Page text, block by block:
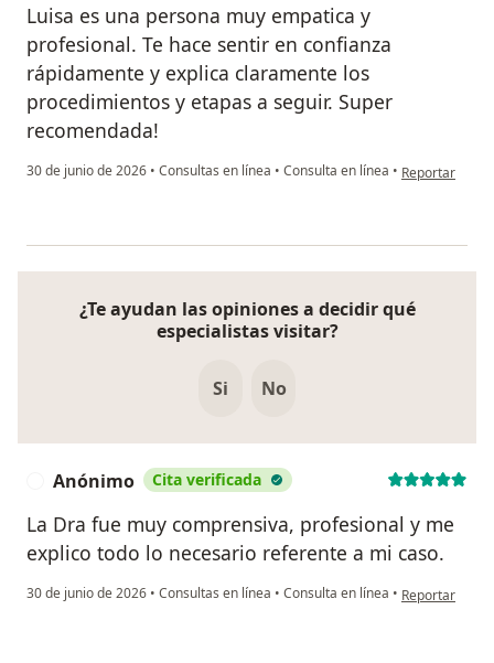
Luisa es una persona muy empatica y
profesional. Te hace sentir en confianza
rápidamente y explica claramente los
procedimientos y etapas a seguir. Super
recomendada!
30 de junio de 2026 • Consultas en línea • Consulta en línea • en opinión del
Reportar
¿Te ayudan las opiniones a decidir qué
especialistas visitar?
Si No
Anónimo Cita verificada
La Dra fue muy comprensiva, profesional y me
explico todo lo necesario referente a mi caso.
30 de junio de 2026 • Consultas en línea • Consulta en línea • en opinión del
Reportar